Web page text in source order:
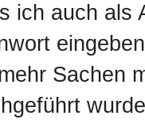
ich auch als
Sachen